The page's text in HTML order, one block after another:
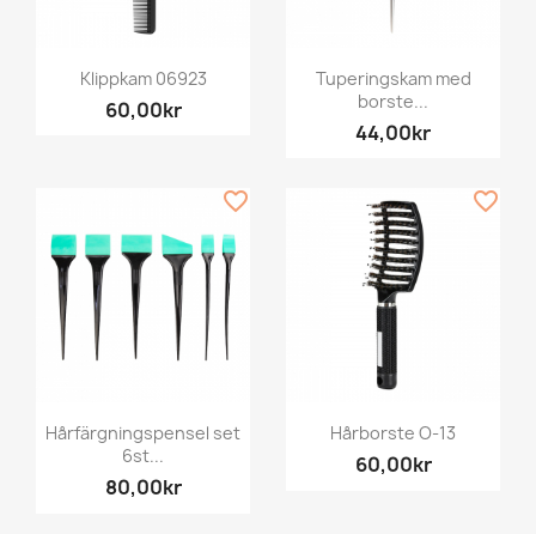
Klippkam 06923
60,00kr
Tuperingskam med
borste...
44,00kr
Hårfärgningspensel set
6st...
80,00kr
favorite_border
Hårborste O-13
60,00kr
favorite_border